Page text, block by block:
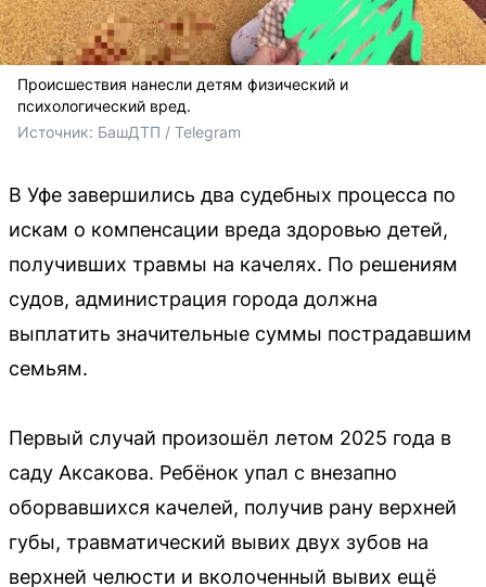
Происшествия нанесли детям физический и
психологический вред.
Источник: БашДТП / Telegram
В Уфе завершились два судебных процесса по
искам о компенсации вреда здоровью детей,
получивших травмы на качелях. По решениям
судов, администрация города должна
выплатить значительные суммы пострадавшим
семьям.
Первый случай произошёл летом 2025 года в
саду Аксакова. Ребёнок упал с внезапно
оборвавшихся качелей, получив рану верхней
губы, травматический вывих двух зубов на
верхней челюсти и вколоченный вывих ещё